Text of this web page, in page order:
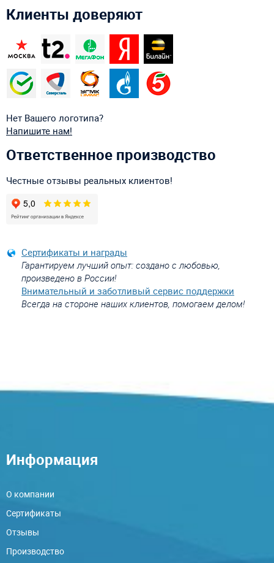
Клиенты доверяют
Нет Вашего логотипа?
Напишите нам!
Ответственное производство
Честные отзывы реальных клиентов!
Сертификаты и награды
Гарантируем лучший опыт: создано с любовью,
произведено в России!
Внимательный и заботливый сервис поддержки
Всегда на стороне наших клиентов, помогаем делом!
Информация
О компании
Сертификаты
Отзывы
Производство